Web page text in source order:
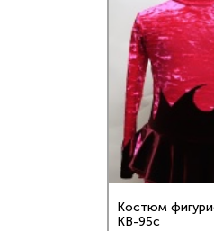
Костюм
KB-95c